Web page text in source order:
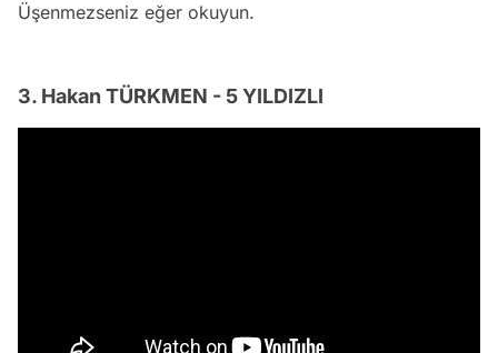
Üşenmezseniz eğer okuyun.
3. Hakan TÜRKMEN - 5 YILDIZLI